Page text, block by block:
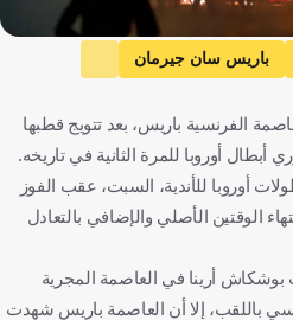
باريس سان جيرمان
الفرنسية باريس، بعد تتويج قطبها
أوروبا للمرة الثانية في تاريخه.
أوروبا للأندية، السبت، عقب الفوز
الوقتين الأصلي والإضافي بالتعادل
أرينا في العاصمة المجرية
باللقب، إلا أن العاصمة باريس شهدت